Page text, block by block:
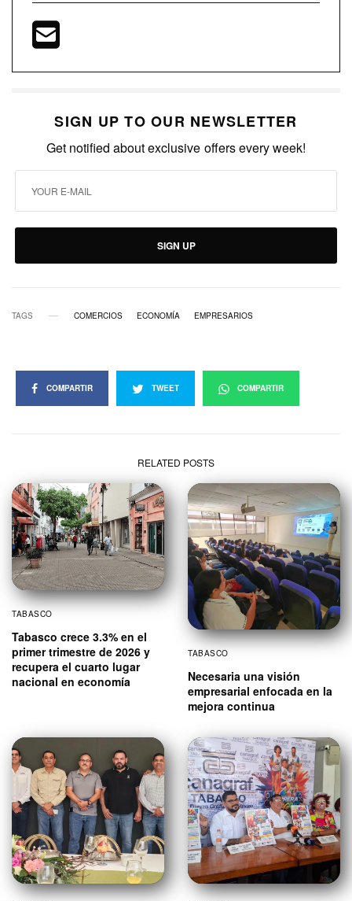
SIGN UP TO OUR NEWSLETTER
Get notified about exclusive offers every week!
SIGN UP
TAGS COMERCIOS ECONOMÍA EMPRESARIOS
COMPARTIR TWEET COMPARTIR
RELATED POSTS
TABASCO
Tabasco crece 3.3% en el
primer trimestre de 2026 y
recupera el cuarto lugar
nacional en economía
TABASCO
Necesaria una visión
empresarial enfocada en la
mejora continua